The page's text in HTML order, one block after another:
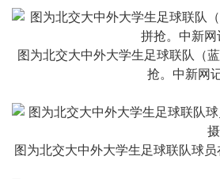
图为北交大中外大学生足球联队（
抢。中新网
图为北交大中外大学生足球联队球